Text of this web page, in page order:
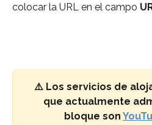
colocar la URL en el campo
⚠️ Los servicios de
que actualmente
bloque son